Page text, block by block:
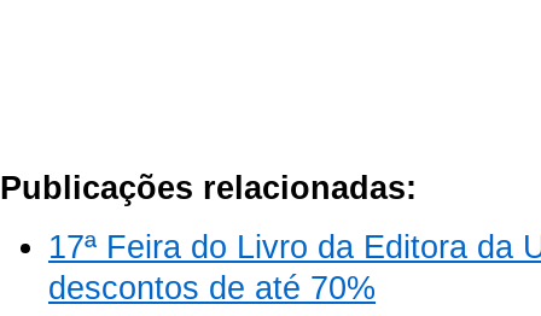
Publicações relacionadas:
17ª Feira do Livro da Editora da
descontos de até 70%